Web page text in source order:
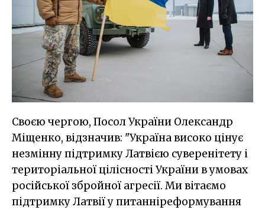
Своєю чергою, Посол України Олександр
Міщенко, відзначив: "Україна високо цінує
незмінну підтримку Латвією суверенітету і
територіальної цілісності України в умовах
російської збройної агресії. Ми вітаємо
підтримку Латвії у питанніреформування